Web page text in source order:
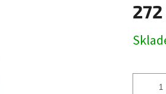
272
cena: